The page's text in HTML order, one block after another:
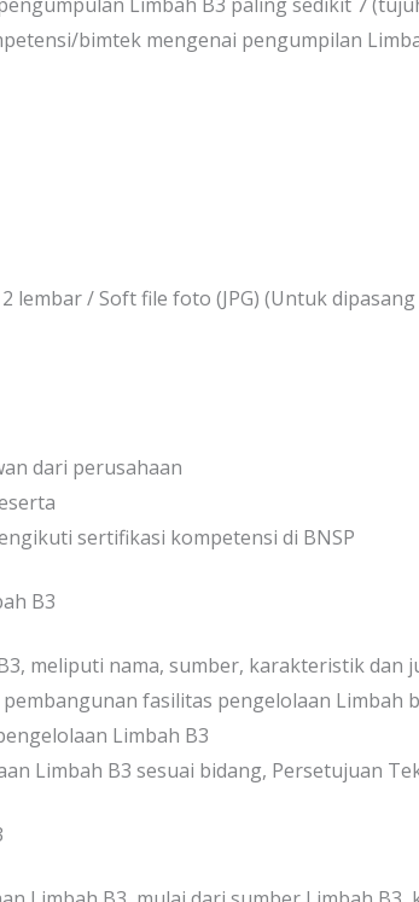
Limbah B3 paling sedikit 7
bimtek mengenai pengumpilan
lembar / Soft file foto (JPG) (Untuk
dari perusahaan
sertifikasi kompetensi di BNSP
B3
meliputi nama, sumber, karakteristik dan
fasilitas pengelolaan Limbah
Limbah B3
Limbah B3 sesuai bidang, Persetujuan